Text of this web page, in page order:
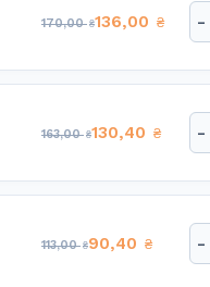
170,00₴136,00 ₴ -
163,00₴130,40 ₴ -
113,00₴90,40 ₴ -